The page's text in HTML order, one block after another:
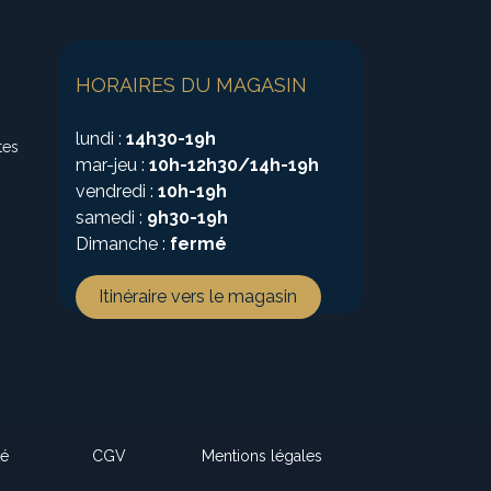
HORAIRES DU MAGASIN
lundi : 14h30-19h
mar-jeu : 10h-12h30/14h-19h
vendredi : 10h-19h
samedi : 9h30-19h
Dimanche : fermé
Itinéraire vers le magasin
Mentions légales
CGV